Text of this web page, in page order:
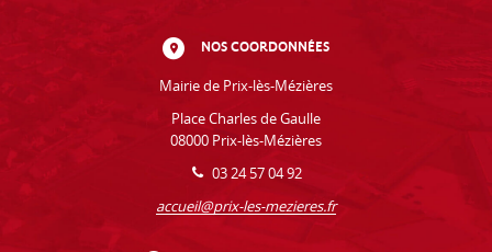
NOS COORDONNÉES
Mairie de Prix-lès-Mézières
Place Charles de Gaulle
08000 Prix-lès-Mézières
03 24 57 04 92
accueil@prix-les-mezieres.fr